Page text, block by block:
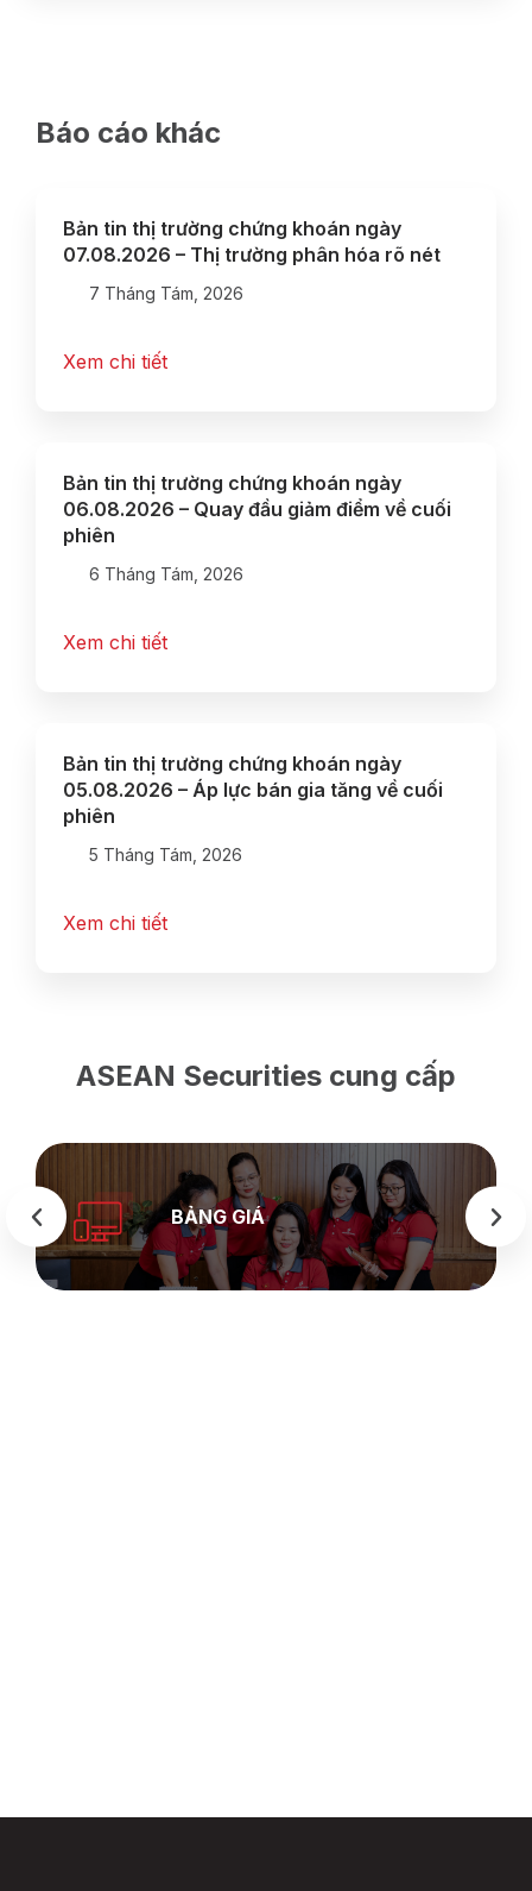
Báo cáo khác
Bản tin thị trường chứng khoán ngày
07.08.2026 – Thị trường phân hóa rõ nét
7 Tháng Tám, 2026
Xem chi tiết
Bản tin thị trường chứng khoán ngày
06.08.2026 – Quay đầu giảm điểm về cuối
phiên
6 Tháng Tám, 2026
Xem chi tiết
Bản tin thị trường chứng khoán ngày
05.08.2026 – Áp lực bán gia tăng về cuối
phiên
5 Tháng Tám, 2026
Xem chi tiết
ASEAN Securities cung cấp
BẢNG GIÁ